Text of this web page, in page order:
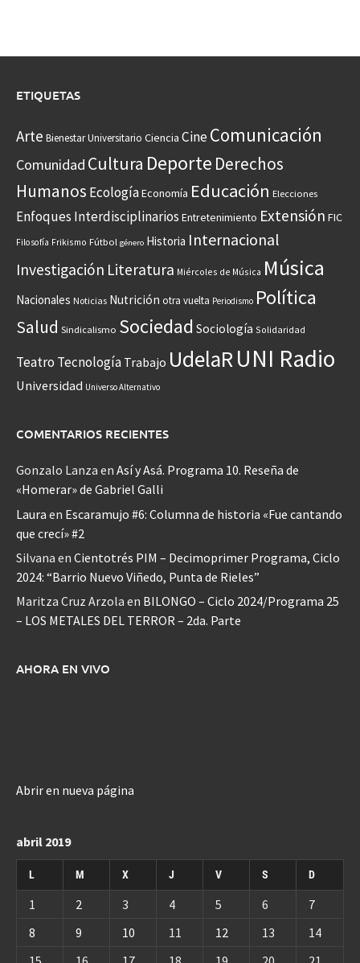
ETIQUETAS
Arte Bienestar Universitario Ciencia CineComunicación
Comunidad Cultura Deporte Derechos
Humanos EcologíaEconomía Educación Elecciones
Enfoques Interdisciplinarios Entretenimiento Extensión FIC
Filosofía Frikismo Fútbol género Historia Internacional
Investigación Literatura Miércoles de Música Música
Nacionales Noticias Nutrición otra vuelta Periodismo Política
Salud Sindicalismo Sociedad Sociología Solidaridad
Teatro Tecnología Trabajo UdelaRUNI Radio
Universidad Universo Alternativo
COMENTARIOS RECIENTES
Gonzalo Lanza en Así y Asá. Programa 10. Reseña de
«Homerar» de Gabriel Galli
Laura en Escaramujo #6: Columna de historia «Fue cantando
que crecí» #2
Silvana en Cientotrés PIM – Decimoprimer Programa, Ciclo
2024: “Barrio Nuevo Viñedo, Punta de Rieles”
Maritza Cruz Arzola en BILONGO – Ciclo 2024/Programa 25
– LOS METALES DEL TERROR – 2da. Parte
AHORA EN VIVO
Abrir en nueva página
abril 2019
L M X J V S D
1 2 3 4 5 6
7
8
9 10 11 12 13
14